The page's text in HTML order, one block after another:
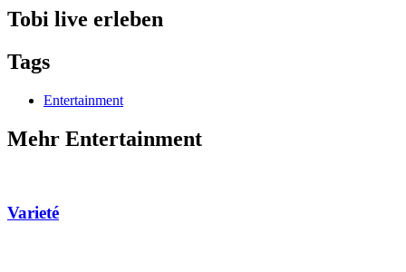
Tobi live erleben
Tags
Entertainment
Mehr Entertainment
Varieté